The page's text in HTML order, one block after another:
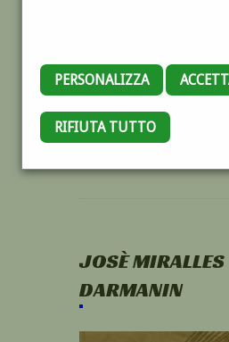
PERSONALIZZA
RIFIUTA TUTTO
JOSÈ MIRALLES
DARMANIN